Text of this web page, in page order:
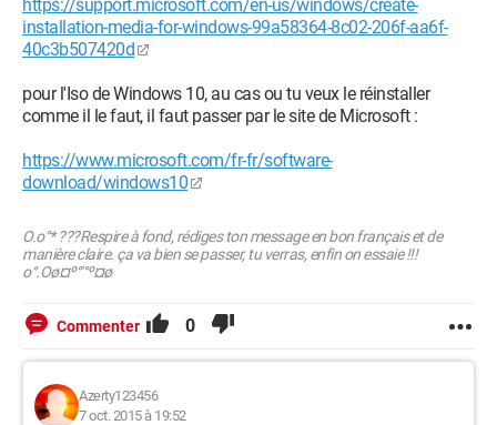
https://support.microsoft.com/en-us/windows/create-
installation-media-for-windows-99a58364-8c02-206f-aa6f-
40c3b507420d
pour l'Iso de Windows 10, au cas ou tu veux le réinstaller
comme il le faut, il faut passer par le site de Microsoft :
https://www.microsoft.com/fr-fr/software-
download/windows10
O.o°* ???Respire à fond, rédiges ton message en bon français et de
manière claire. ça va bien se passer, tu verras, enfin on essaie !!!
o°.Oø¤º°'°º¤ø
Commenter 0
Azerty123456
7 oct. 2015 à 19:52